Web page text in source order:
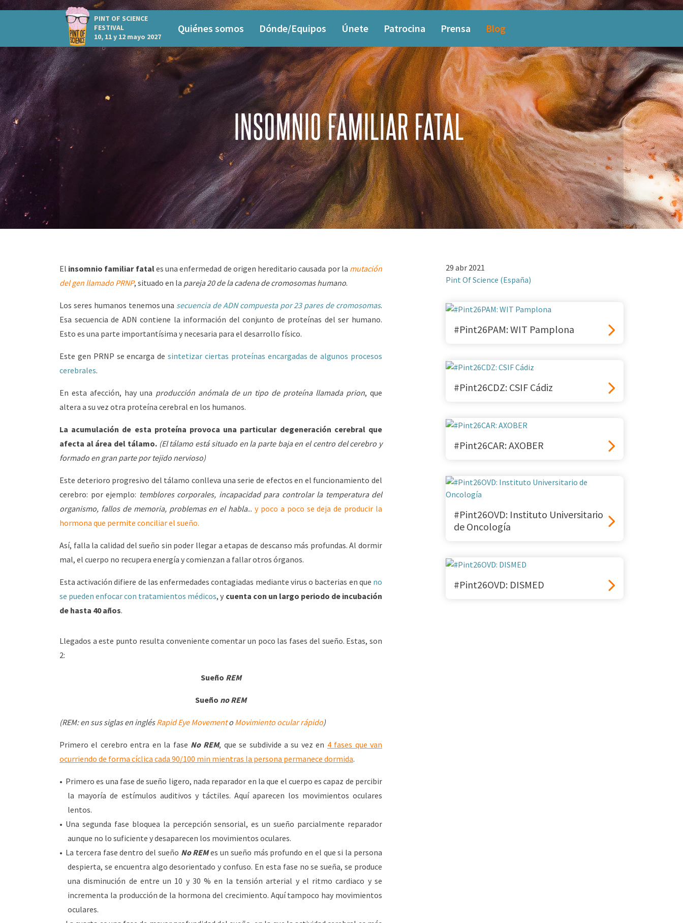
PINT OF SCIENCE
FESTIVAL
10, 11 y 12 mayo 2027
Quiénes somos Dónde/Equipos Únete Patrocina Prensa Blog
INSOMNIO FAMILIAR FATAL
El insomnio familiar fatales una enfermedad de origen hereditario causada por la mutación
del gen llamado PRNP, situado en la pareja 20 de la cadena de cromosomas humano.
Los seres humanos tenemos una secuencia de ADN compuesta por 23 pares de cromosomas.
Esa secuencia de ADN contiene la información del conjunto de proteínas del ser humano.
Esto es una parte importantísima y necesaria para el desarrollo físico.
Este gen PRNP se encarga de sintetizar ciertas proteínas encargadas de algunos procesos
cerebrales.
En esta afección, hay una producción anómala de un tipo de proteína llamada prion, que
altera a su vez otra proteína cerebral en los humanos.
La acumulación de esta proteína provoca una particular degeneración cerebral que
afecta al área del tálamo. (El tálamo está situado en la parte baja en el centro del cerebro y
formado en gran parte por tejido nervioso)
Este deterioro progresivo del tálamo conlleva una serie de efectos en el funcionamiento del
cerebro: por ejemplo: temblores corporales, incapacidad para controlar la temperatura del
organismo, fallos de memoria, problemas en el habla... y poco a poco se deja de producir la
hormona que permite conciliar el sueño.
Así, falla la calidad del sueño sin poder llegar a etapas de descanso más profundas. Al dormir
mal, el cuerpo no recupera energía y comienzan a fallar otros órganos.
Esta activación difiere de las enfermedades contagiadas mediante virus o bacterias en que no
se pueden enfocar con tratamientos médicos, y cuenta con un largo periodo de incubación
de hasta 40 años.
Llegados a este punto resulta conveniente comentar un poco las fases del sueño. Estas, son
2:
Sueño REM
Sueño no REM
(REM: en sus siglas en inglésRapid Eye Movemento Movimiento ocular rápido)
Primero el cerebro entra en la fase No REM, que se subdivide a su vez en 4 fases que van
ocurriendo de forma cíclica cada 90/100 min mientras la persona permanece dormida.
Primero es una fase de sueño ligero, nada reparador en la que el cuerpo es capaz de percibir
la mayoría de estímulos auditivos y táctiles. Aquí aparecen los movimientos oculares
lentos.
Una segunda fase bloquea la percepción sensorial, es un sueño parcialmente reparador
aunque no lo suficiente y desaparecen los movimientos oculares.
La tercera fase dentro del sueño No REMes un sueño más profundo en el que si la persona
despierta, se encuentra algo desorientado y confuso. En esta fase no se sueña, se produce
una disminución de entre un 10 y 30 % en la tensión arterial y el ritmo cardiaco y se
incrementa la producción de la hormona del crecimiento. Aquí tampoco hay movimientos
oculares.
29 abr 2021
Pint Of Science (España)
#Pint26PAM: WIT Pamplona
#Pint26CDZ: CSIF Cádiz
#Pint26CAR: AXOBER
#Pint26OVD: Instituto Universitario
de Oncología
#Pint26OVD: DISMED